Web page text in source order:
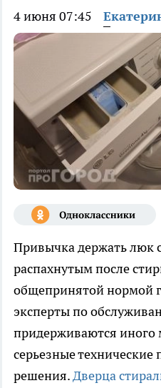
4 июня 07:45
Привычка держать люк
распахнутым после
общепринятой нормой
эксперты по
придерживаются иного
серьезные технические
решения.Дверца